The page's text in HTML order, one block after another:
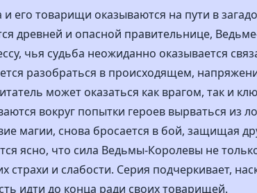
его товарищи оказываются на пути в
древней и опасной правительнице,
чья судьба неожиданно оказывается
разобраться в происходящем,
может оказаться как врагом, так и
вокруг попытки героев вырваться из
магии, снова бросается в бой, защищая
ясно, что сила Ведьмы-Королевы не
страхи и слабости. Серия подчеркивает,
идти до конца ради своих товарищей.